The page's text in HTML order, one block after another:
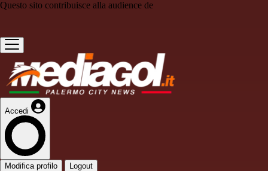
Questo sito contribuisce alla audience de
Accedi
Modifica profilo Logout